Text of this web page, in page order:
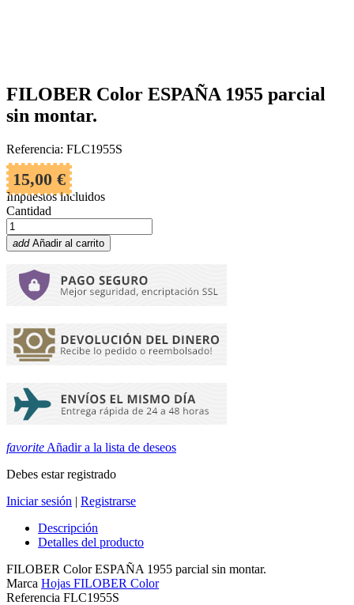
FILOBER Color ESPAÑA 1955 parcial
sin montar.
Referencia: FLC1955S
15,00 €
Impuestos incluidos
Cantidad
add Añadir al carrito
favorite Añadir a la lista de deseos
Debes estar registrado
Iniciar sesión | Registrarse
Descripción
Detalles del producto
FILOBER Color ESPAÑA 1955 parcial sin montar.
Marca Hojas FILOBER Color
Referencia FLC1955S